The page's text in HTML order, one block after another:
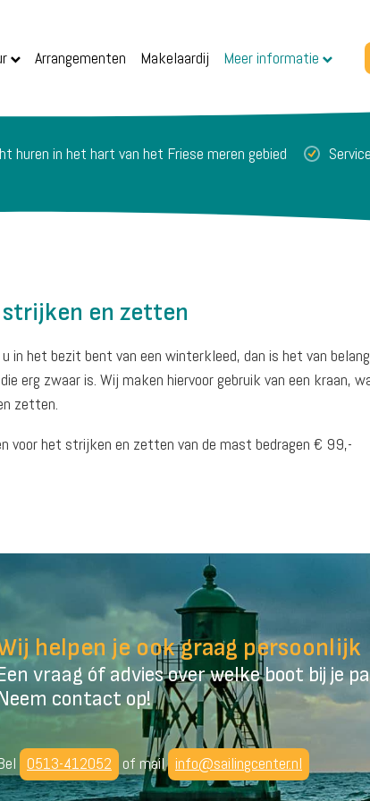
Arrangementen Makelaardij Meer informatie
huren in het hart van het Friese meren gebied
strijken en zetten
u in het bezit bent van een winterkleed, dan is het van
erg zwaar is. Wij maken hiervoor gebruik van een kraan,
zetten.
voor het strijken en zetten van de mast bedragen € 99,-
helpen je ook graag persoonlijk
vraag óf advies over welke boot bij je
contact op!
0513-412052 of mail info@sailingcenter.nl